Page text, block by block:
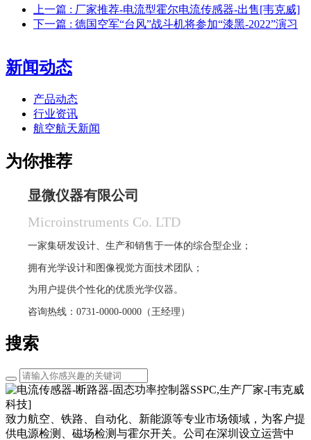
上一篇 : 厂家推荐-电流型霍尔电流传感器-出售[韦克威]
下一篇 : 德国空军“台风”战斗机将参加“漆黑-2022”演习
新闻动态
产品动态
行业资讯
航空航天新闻
为你推荐
显微仪器有限公司
Microinstruments Co. LTD
一家集研发设计、生产和销售于一体的综合型企业；
拥有光学设计和图像视觉方面技术团队；
为用户提供个性化的优质光学仪器。
咨询热线：0731-0000-0000（王经理）
搜索
致力航空、铁路、自动化、新能源等专业市场领域，为客户提
供电源检测、磁场检测与霍尔开关。公司在深圳设立运营中